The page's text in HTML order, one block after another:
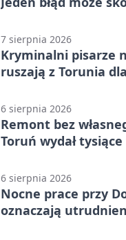
7 sierpnia 2026
Kryminalni pisarze
ruszają z Torunia
6 sierpnia 2026
Remont bez
Toruń wydał
6 sierpnia 2026
Nocne prace przy
oznaczają